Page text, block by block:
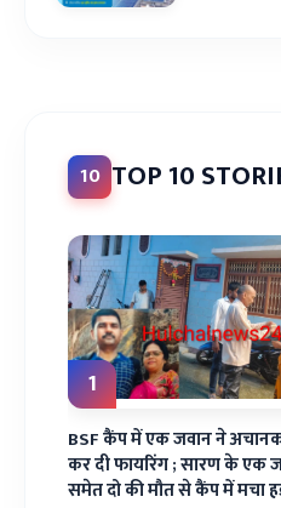
10 TOP 10
1
BSF कैंप में एक जवान ने
कर दी फायरिंग ; सारण के एक
समेत दो की मौत से कैंप में मचा